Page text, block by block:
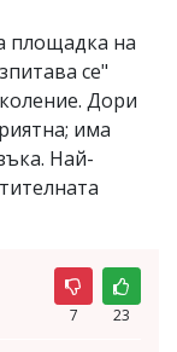
площадка на
се"
Дори
има
Най-
7 23